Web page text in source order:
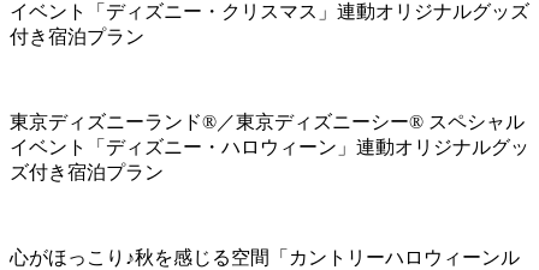
イベント「ディズニー・クリスマス」連動オリジナルグッズ
付き宿泊プラン
東京ディズニーランド®／東京ディズニーシー® スペシャル
イベント「ディズニー・ハロウィーン」連動オリジナルグッ
ズ付き宿泊プラン
心がほっこり♪秋を感じる空間「カントリーハロウィーンル